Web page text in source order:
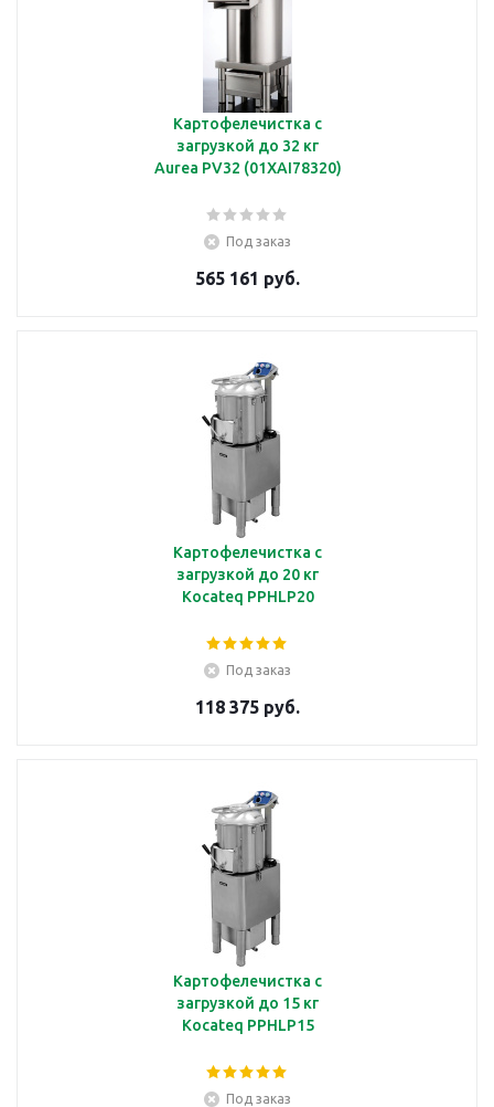
Картофелечистка с
загрузкой до 32 кг
Aurea PV32 (01XAI78320)
Под заказ
565 161 руб.
Картофелечистка с
загрузкой до 20 кг
Kocateq PPHLP20
Под заказ
118 375 руб.
Картофелечистка с
загрузкой до 15 кг
Kocateq PPHLP15
Под заказ